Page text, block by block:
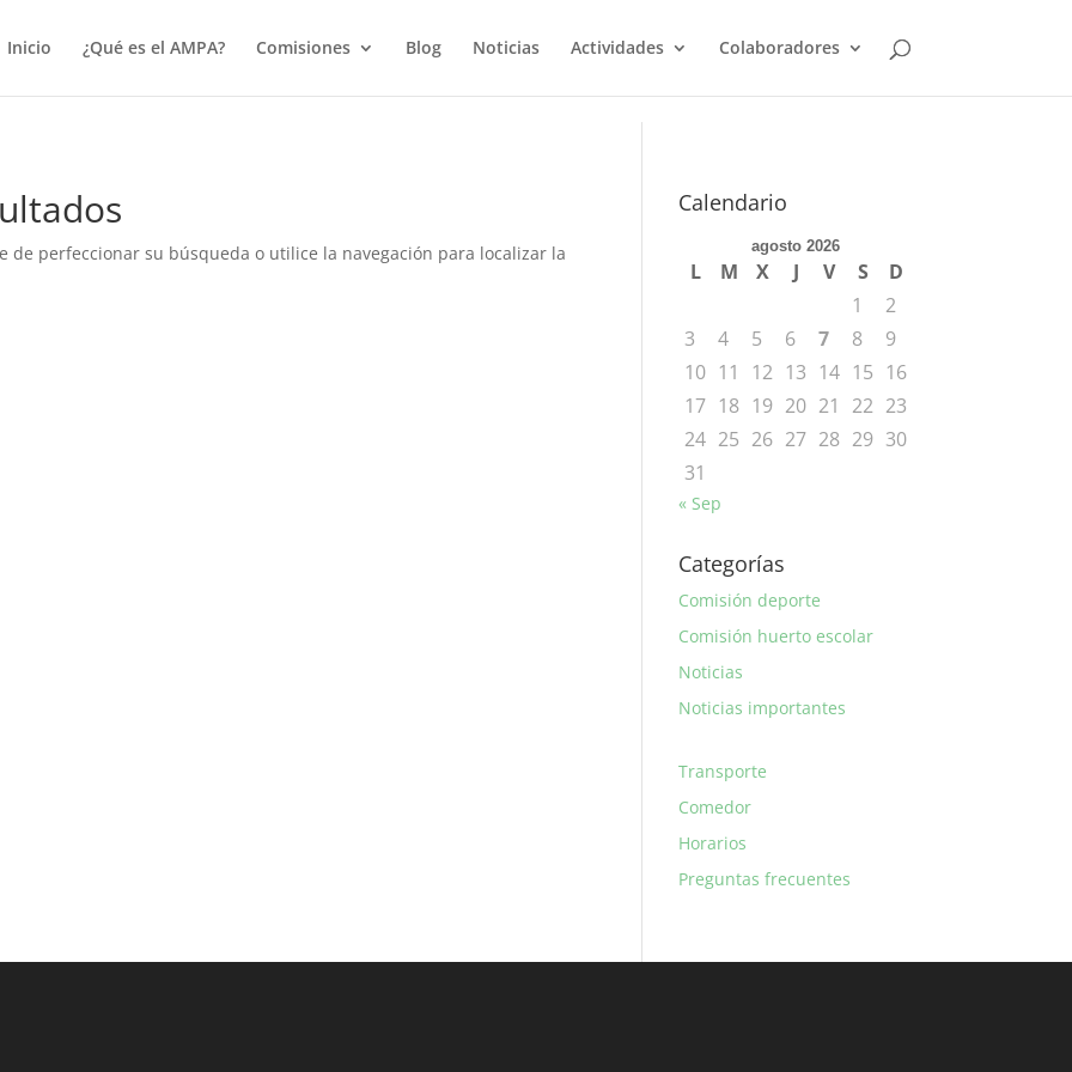
Inicio
¿Qué es el AMPA? Comisiones Blog Noticias Actividades Colaboradores
de perfeccionar su búsqueda o utilice la navegación para localizar la
Calendario
agosto 2026
L M X J V S
D
1
2
3
4 5 6 7 8
9
10 11 12 13 14 15 16
17 18 19 20 21 22 23
24 25 26 27 28 29 30
31
« Sep
Categorías
Comisión deporte
Comisión huerto escolar
Noticias
Noticias importantes
Transporte
Comedor
Horarios
Preguntas frecuentes